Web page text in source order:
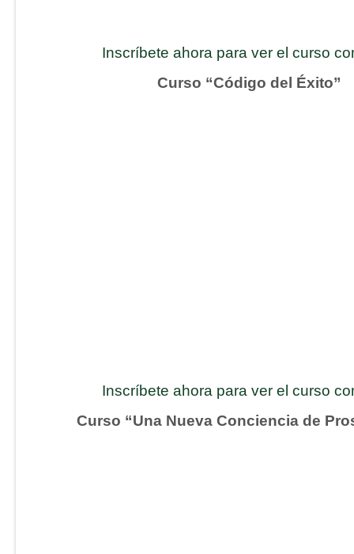
Inscríbete ahora para ver el curso
Curso “Código del Éxito”
Inscríbete ahora para ver el curso
Curso “Una Nueva Conciencia de